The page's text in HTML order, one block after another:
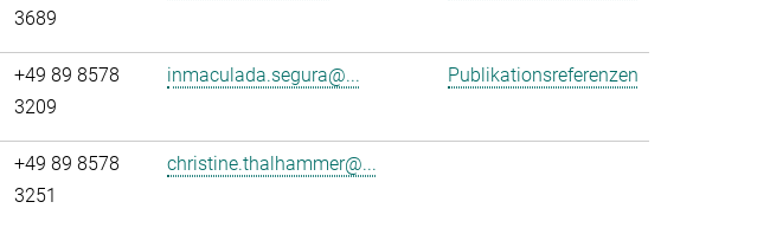
3689
+49 89 8578
3209
inmaculada.segura@... Publikationsreferenzen
+49 89 8578
3251
christine.thalhammer@...